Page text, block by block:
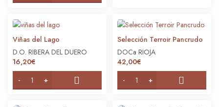
Viñas del Lago
D.O. RIBERA DEL DUERO
16,20€
Selección Terroir Pancrudo
DOCa RIOJA
42,00€